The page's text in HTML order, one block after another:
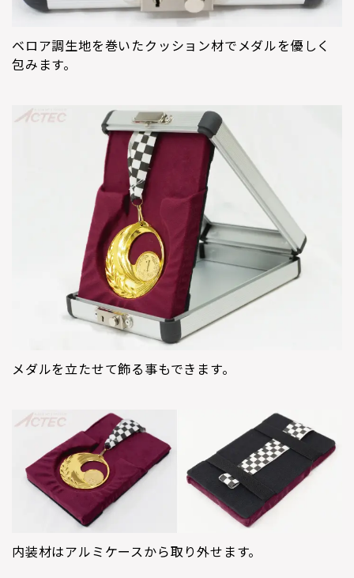
ベロア調生地を巻いたクッション材でメダルを優しく
包みます。
メダルを立たせて飾る事もできます。
内装材はアルミケースから取り外せます。